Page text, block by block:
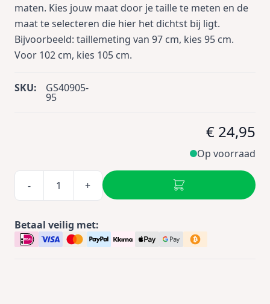
maten. Kies jouw maat door je taille te meten en de
maat te selecteren die hier het dichtst bij ligt.
Bijvoorbeeld: taillemeting van 97 cm, kies 95 cm.
Voor 102 cm, kies 105 cm.
SKU: GS40905-
95
€ 24,95
Op voorraad
- +
Betaal veilig met: